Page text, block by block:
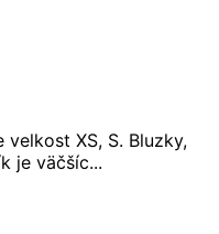
XS, S. Bluzky,
je väčšíc...